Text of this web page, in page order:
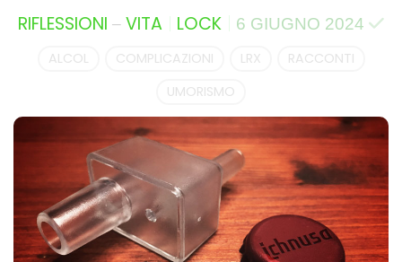
RIFLESSIONI –VITA LOCK 6 GIUGNO 2024
ALCOL COMPLICAZIONI LRX
RACCONTI
UMORISMO